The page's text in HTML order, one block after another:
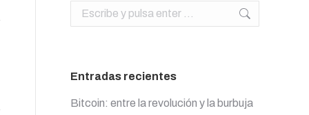
Buscar:
Entradas recientes
Bitcoin: entre la revolución y la burbuja